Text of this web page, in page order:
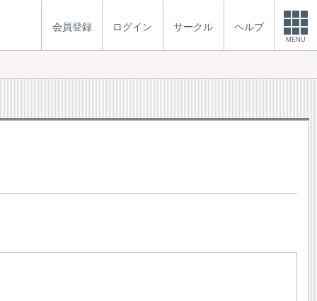
会員登録 ログイン サークル ヘルプ
MENU